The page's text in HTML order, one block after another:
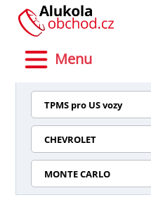
Menu
TPMS pro US vozy
CHEVROLET
MONTE CARLO